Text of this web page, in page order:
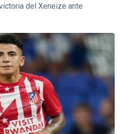
del Xeneize ante